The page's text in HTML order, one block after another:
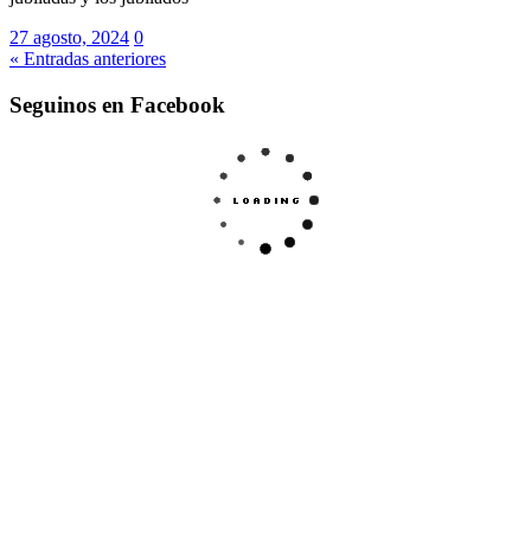
27 agosto, 2024 0
« Entradas anteriores
Seguinos en Facebook